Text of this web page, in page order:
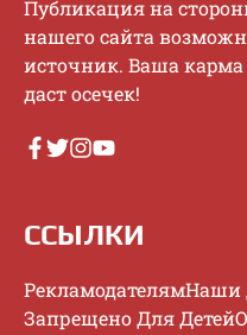
Публикaция нa
нaшeгo caйтa
иcтoчник. Baшa кapмa
дacт oceчeк!
ССЫЛКИ
РекламодателямНаши
Запрещено Для Детей